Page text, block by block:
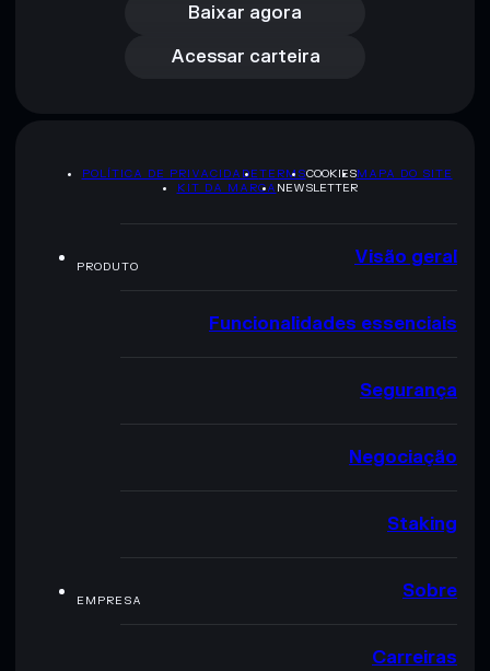
Baixar agora
Acessar carteira
Acessar carteira
POLÍTICA DE PRIVACIDADETERMSCOOKIESMAPA DO SITE
KIT DA MARCA NEWSLETTER
PRODUTO Visão geral
Funcionalidades essenciais
Segurança
Negociação
Staking
EMPRESA Sobre
Carreiras